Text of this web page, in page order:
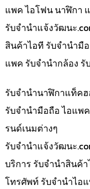
แพค ไอโฟน นาฬิกา
รับจํานําแจ้งวัฒนะ
สินค้าไอที รับจำนำมื
แพค รับจำนำกล้อง รั
รับจำนำนาฬิกาแท็คฮ
รับจำนำมือถือ ไอแพ
รนด์เนมต่างๆ
รับจํานําแจ้งวัฒนะ
บริการ รับจำนำสินค้
โทรศัพท์ รับจำนำไอ